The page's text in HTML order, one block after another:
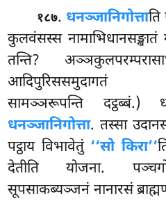
१८७. धनञ्जानिगोत्ताति
कुलवंसस्स नामाभिधानसङ्खातं
तन्ति?
आदिपुरिससमुदागतं
सामञ्ञरूपन्ति दट्ठब्बं.)
धनञ्जानिगोत्ता. तस्सा
पट्ठाय विभावेतुं ‘‘सो किरा’’
देतीति योजना.
सूपसाकब्यञ्जनं नानारसं